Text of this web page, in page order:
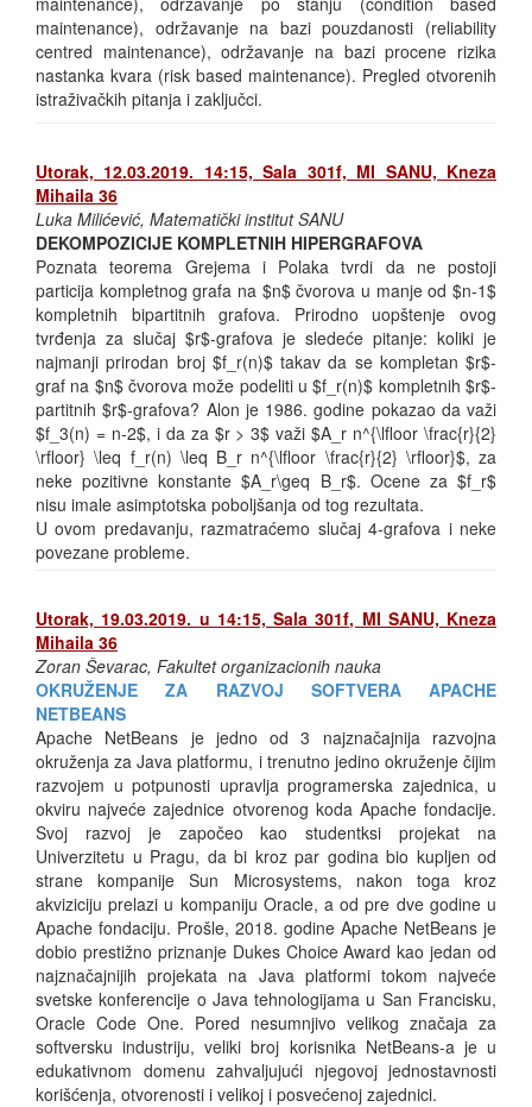
maintenance), održavanje na bazi pouzdanosti (reliability
centred maintenance), održavanje na bazi procene rizika
nastanka kvara (risk based maintenance). Pregled otvorenih
istraživačkih pitanja i zaključci.
Utorak, 12.03.2019. 14:15, Sala 301f, MI SANU, Kneza
Mihaila 36
Luka Milićević, Matematički institut SANU
DEKOMPOZICIJE KOMPLETNIH HIPERGRAFOVA
Poznata teorema Grejema i Polaka tvrdi da ne postoji
particija kompletnog grafa na $n$ čvorova u manje od $n-1$
kompletnih bipartitnih grafova. Prirodno uopštenje ovog
tvrđenja za slučaj $r$-grafova je sledeće pitanje: koliki je
najmanji prirodan broj $f_r(n)$ takav da se kompletan $r$-
graf na $n$ čvorova može podeliti u $f_r(n)$ kompletnih $r$-
partitnih $r$-grafova? Alon je 1986. godine pokazao da važi
$f_3(n) = n-2$, i da za $r > 3$ važi $A_r n^{\lfloor \frac{r}{2}
\rfloor} \leq f_r(n) \leq B_r n^{\lfloor \frac{r}{2} \rfloor}$, za
neke pozitivne konstante $A_r\geq B_r$. Ocene za $f_r$
nisu imale asimptotska poboljšanja od tog rezultata.
U ovom predavanju, razmatraćemo slučaj 4-grafova i neke
povezane probleme.
Utorak, 19.03.2019. u 14:15, Sala 301f, MI SANU, Kneza
Mihaila 36
Zoran Ševarac, Fakultet organizacionih nauka
OKRUŽENJE ZA RAZVOJ SOFTVERA APACHE
NETBEANS
Apache NetBeans je jedno od 3 najznačajnija razvojna
okruženja za Java platformu, i trenutno jedino okruženje čijim
razvojem u potpunosti upravlja programerska zajednica, u
okviru najveće zajednice otvorenog koda Apache fondacije.
Svoj razvoj je započeo kao studentksi projekat na
Univerzitetu u Pragu, da bi kroz par godina bio kupljen od
strane kompanije Sun Microsystems, nakon toga kroz
akviziciju prelazi u kompaniju Oracle, a od pre dve godine u
Apache fondaciju. Prošle, 2018. godine Apache NetBeans je
dobio prestižno priznanje Dukes Choice Award kao jedan od
najznačajnijih projekata na Java platformi tokom najveće
svetske konferencije o Java tehnologijama u San Francisku,
Oracle Code One. Pored nesumnjivo velikog značaja za
softversku industriju, veliki broj korisnika NetBeans-a je u
edukativnom domenu zahvaljujući njegovoj jednostavnosti
korišćenja, otvorenosti i velikoj i posvećenoj zajednici.